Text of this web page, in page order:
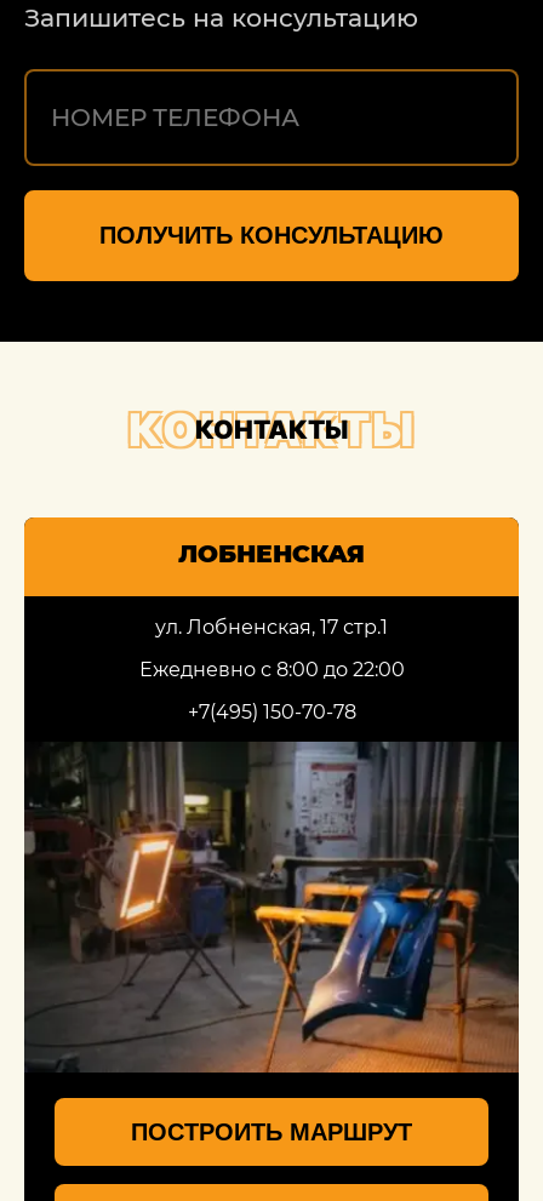
Запишитесь на консультацию
ПОЛУЧИТЬ КОНСУЛЬТАЦИЮ
КОНТАКТЫ
КОНТАКТЫ
ЛОБНЕНСКАЯ
ул. Лобненская, 17 стр.1
Ежедневно с 8:00 до 22:00
+7(495) 150-70-78
ПОСТРОИТЬ МАРШРУТ